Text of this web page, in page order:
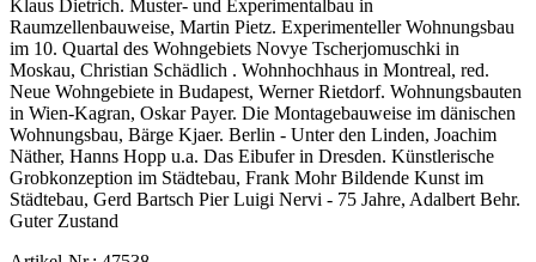
Klaus Dietrich. Muster- und Experimentalbau in
Raumzellenbauweise, Martin Pietz. Experimenteller Wohnungsbau
im 10. Quartal des Wohngebiets Novye Tscherjomuschki in
Moskau, Christian Schädlich . Wohnhochhaus in Montreal, red.
Neue Wohngebiete in Budapest, Werner Rietdorf. Wohnungsbauten
in Wien-Kagran, Oskar Payer. Die Montagebauweise im dänischen
Wohnungsbau, Bärge Kjaer. Berlin - Unter den Linden, Joachim
Näther, Hanns Hopp u.a. Das Eibufer in Dresden. Künstlerische
Grobkonzeption im Städtebau, Frank Mohr Bildende Kunst im
Städtebau, Gerd Bartsch Pier Luigi Nervi - 75 Jahre, Adalbert Behr.
Guter Zustand